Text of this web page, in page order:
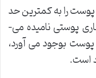
پوست را به کم­ترین حد
رساند. رنگدانه پوستی، نوعی بیماری پوستی نامیده می­
بوجود می آورد،
است.